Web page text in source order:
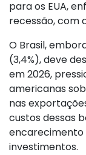
para os EUA,
recessão, com
O Brasil,
(3,4%), deve
em 2026,
americanas
nas
custos dessas
encarecimento
investimentos.